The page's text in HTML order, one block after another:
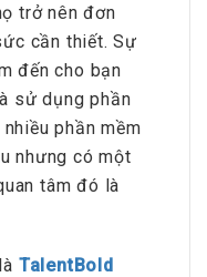
trở nên đơn
cần thiết. Sự
đến cho bạn
sử dụng phần
phần mềm
nhưng có một
tâm đó là
TalentBold